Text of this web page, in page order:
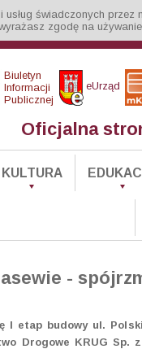
usług świadczonych
zgodę na
Biuletyn
Informacji
Publicznej
eUrząd
Oficjalna
KULTURA
-
I etap budowy ul.
Drogowe KRUG Sp.